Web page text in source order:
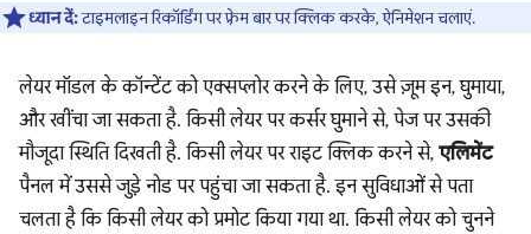
ध्यान दें:टाइमलाइन रिकॉर्डिंग पर फ़्रेम बार पर क्लिक करके, ऐनिमेशन चलाएं.
लेयर मॉडल के कॉन्टेंट को एक्सप्लोर करने के लिए, उसे ज़ूम इन, घुमाया,
और खींचा जा सकता है. किसी लेयर पर कर्सर घुमाने से, पेज पर उसकी
मौजूदा स्थिति दिखती है. किसी लेयर पर राइट क्लिक करने से, एलिमेंट
पैनल में उससे जुड़े नोड पर पहुंचा जा सकता है. इन सुविधाओं से पता
चलता है कि किसी लेयर को प्रमोट किया गया था. किसी लेयर को चुनने